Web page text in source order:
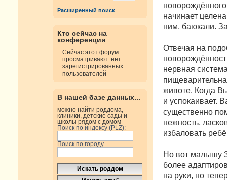
Расширенный поиск
Кто сейчас на
конференции
Сейчас этот форум
просматривают: нет
зарегистрированных
пользователей
В нашей базе данных...
можно найти роддома,
клиники, детские сады и
школы рядом с домом
Поиск по индексу (PLZ):
Поиск по городу
начинает
ним, баюкали.
Отвечая на
нервная
животе. Когда
и успокаивает.
существенно
нежность,
избаловать
Но вот малышу
более
на руки, но